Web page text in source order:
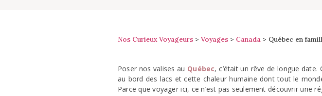
Nos Curieux Voyageurs > Voyages > Canada > Québec en
Poser nos valises au Québec, c’était un rêve de longue
au bord des lacs et cette chaleur humaine dont tout le
Parce que voyager ici, ce n’est pas seulement découvrir une